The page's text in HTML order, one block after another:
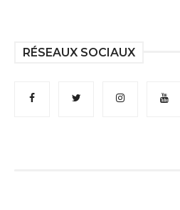
RÉSEAUX SOCIAUX